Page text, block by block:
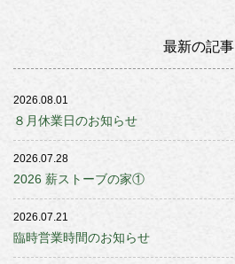
最新の記事
2026.08.01
８月休業日のお知らせ
2026.07.28
2026 薪ストーブの家①
2026.07.21
臨時営業時間のお知らせ